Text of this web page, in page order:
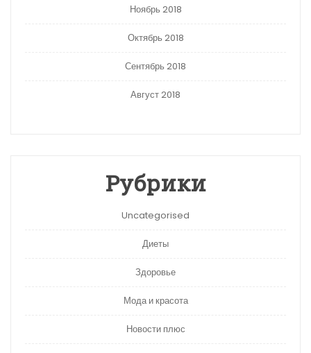
Ноябрь 2018
Октябрь 2018
Сентябрь 2018
Август 2018
Рубрики
Uncategorised
Диеты
Здоровье
Мода и красота
Новости плюс